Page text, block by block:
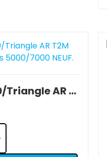
250090/Triangle AR T2M 1/10 Séries 5000/7000 NEUF.